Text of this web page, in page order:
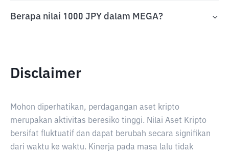
Berapa nilai 1000 JPY dalam MEGA?
Disclaimer
Mohon diperhatikan, perdagangan aset kripto
merupakan aktivitas beresiko tinggi. Nilai Aset Kripto
bersifat fluktuatif dan dapat berubah secara signifikan
dari waktu ke waktu. Kinerja pada masa lalu tidak